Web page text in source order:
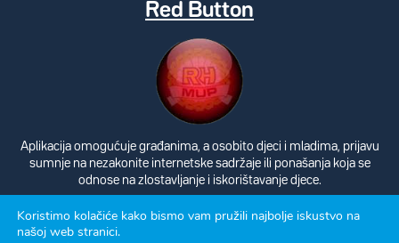
Red Button
Aplikacija omogućuje građanima, a osobito djeci i mladima, prijavu
sumnje na nezakonite internetske sadržaje ili ponašanja koja se
odnose na zlostavljanje i iskorištavanje djece.
Koristimo kolačiće kako bismo vam pružili najbolje iskustvo na
našoj web stranici.